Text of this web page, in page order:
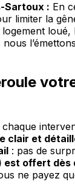
Sartoux : En
limiter la
loué,
l’émettons
chaque
clair et
: pas de
est offert dès
ne payez